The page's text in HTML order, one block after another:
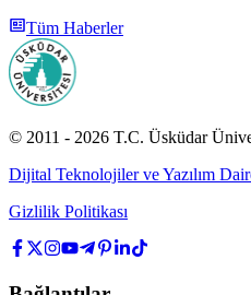
Tüm Haberler
© 2011 - 2026 T.C. Üsküdar
Dijital Teknolojiler ve Yazılım
Gizlilik Politikası